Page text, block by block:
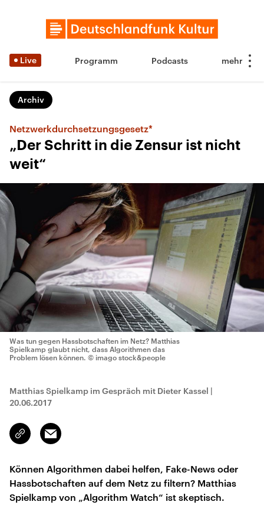
Live Programm Podcasts
Archiv
Netzwerkdurchsetzungsgesetz*
„Der Schritt in die Zensur ist nicht
weit“
Was tun gegen Hassbotschaften im Netz? Matthias
Spielkamp glaubt nicht, dass Algorithmen das
Problem lösen können. © imago stock&people
Matthias Spielkamp im Gespräch mit Dieter Kassel |
20.06.2017
Link
kopieren/teilen
Email
Können Algorithmen dabei helfen, Fake-News oder
Hassbotschaften auf dem Netz zu filtern? Matthias
Spielkamp von „Algorithm Watch“ ist skeptisch.